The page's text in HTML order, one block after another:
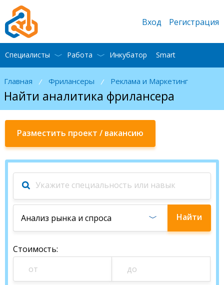
Главная / Фрилансеры / Реклама и Маркетинг
Найти аналитика фрилансера
Разместить проект / вакансию
Анализ рынка и спроса Найти
Стоимость:
Вход Регистрация
Специалисты Работа Инкубатор Smart